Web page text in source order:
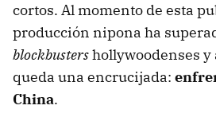
cortos. Al momento de esta
producción nipona ha
blockbustershollywoodenses y
queda una encrucijada:
China.